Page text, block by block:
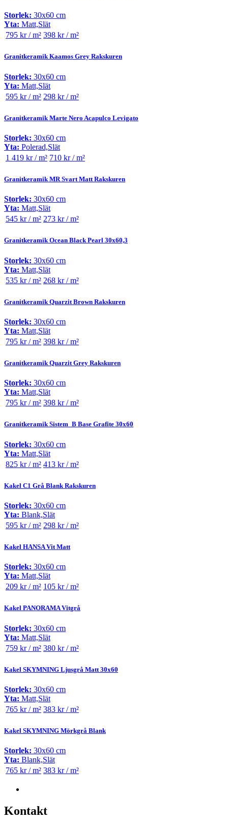
Storlek: 30x60 cm
Yta: Matt,Slät
795 kr / m² 398 kr / m²
Granitkeramik Kaamos Grey Rakskuren
Storlek: 30x60 cm
Yta: Matt,Slät
595 kr / m² 298 kr / m²
Granitkeramik Marte Nero Acapulco Levigato
Storlek: 30x60 cm
Yta: Polerad,Slät
1 419 kr / m² 710 kr / m²
Granitkeramik MR Svart Matt Rakskuren
Storlek: 30x60 cm
Yta: Matt,Slät
545 kr / m² 273 kr / m²
Granitkeramik Ocean Black Pearl 30x60,3
Storlek: 30x60 cm
Yta: Matt,Slät
535 kr / m² 268 kr / m²
Granitkeramik Quarzit Brown Rakskuren
Storlek: 30x60 cm
Yta: Matt,Slät
795 kr / m² 398 kr / m²
Granitkeramik Quarzit Grey Rakskuren
Storlek: 30x60 cm
Yta: Matt,Slät
795 kr / m² 398 kr / m²
Granitkeramik Sistem_B Base Grafite 30x60
Storlek: 30x60 cm
Yta: Matt,Slät
825 kr / m² 413 kr / m²
Kakel C1 Grå Blank Rakskuren
Storlek: 30x60 cm
Yta: Blank,Slät
595 kr / m² 298 kr / m²
Kakel HANSA Vit Matt
Storlek: 30x60 cm
Yta: Matt,Slät
209 kr / m² 105 kr / m²
Kakel PANORAMA Vitgrå
Storlek: 30x60 cm
Yta: Matt,Slät
759 kr / m² 380 kr / m²
Kakel SKYMNING Ljusgrå Matt 30x60
Storlek: 30x60 cm
Yta: Matt,Slät
765 kr / m² 383 kr / m²
Kakel SKYMNING Mörkgrå Blank
Storlek: 30x60 cm
Yta: Blank,Slät
765 kr / m² 383 kr / m²
Kontakt